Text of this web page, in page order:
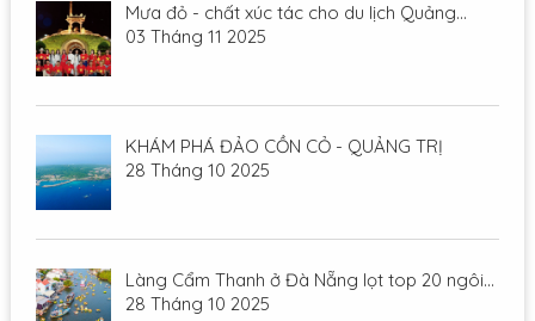
Mưa đỏ - chất xúc tác cho du lịch Quảng...
03 Tháng 11 2025
KHÁM PHÁ ĐẢO CỒN CỎ - QUẢNG TRỊ
28 Tháng 10 2025
Làng Cẩm Thanh ở Đà Nẵng lọt top 20 ngôi...
28 Tháng 10 2025